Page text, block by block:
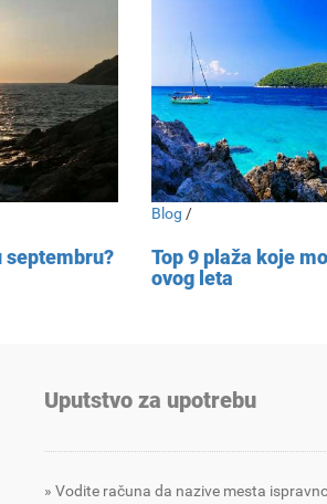
septembru?
Blog /
Top 9 plaža koje
ovog leta
Uputstvo za upotrebu
Vodite računa da nazive mesta